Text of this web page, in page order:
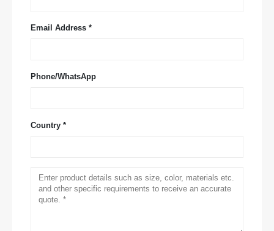
Email Address *
Phone/WhatsApp
Country *
आमच्याशी संपर्क साधा